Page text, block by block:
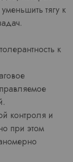
тягу к
к
контроля и
при этом